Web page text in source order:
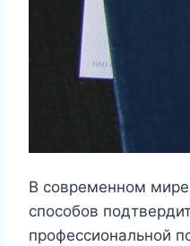
В современном
способов
профессиональной